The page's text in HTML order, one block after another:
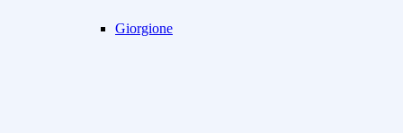
Giorgione